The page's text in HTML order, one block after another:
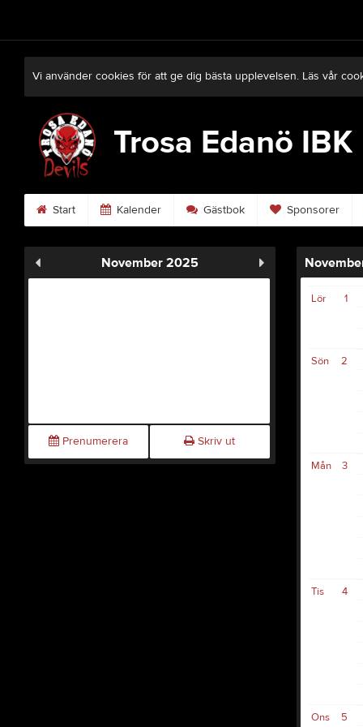
Vi använder cookies för att ge dig bästa upplevelsen. Läs vår
Trosa Edanö IBK
Start Kalender Gästbok Sponsorer
November 2025
Prenumerera Skriv ut
1
Lör
2
Sön
3
Mån
4
Tis
5
Ons